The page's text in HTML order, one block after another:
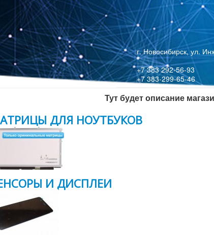
г. Новосибирск, ул.
+7 383 292-56-93
+7 383-299-65-46
Тут будет описание
ДЛЯ НОУТБУКОВ
И ДИСПЛЕИ